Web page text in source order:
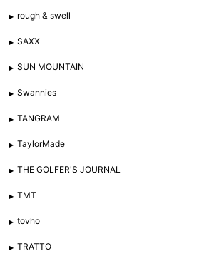
rough & swell
SAXX
SUN MOUNTAIN
Swannies
TANGRAM
TaylorMade
THE GOLFER'S JOURNAL
TMT
tovho
TRATTO